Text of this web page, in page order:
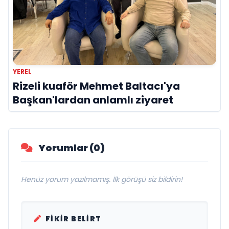
YEREL
Rizeli kuaför Mehmet Baltacı'ya
Başkan'lardan anlamlı ziyaret
Yorumlar (0)
Henüz yorum yazılmamış. İlk görüşü siz bildirin!
FIKIR BELIRT